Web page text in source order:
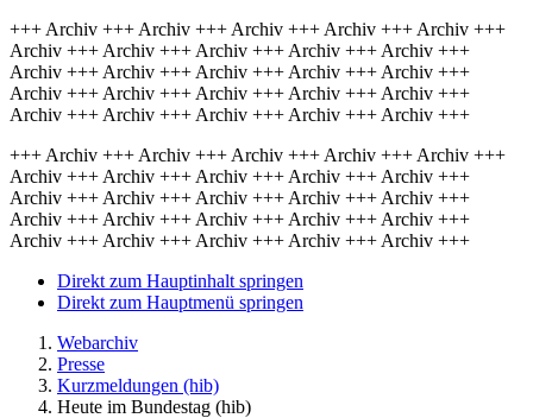
+++ Archiv +++ Archiv +++ Archiv +++ Archiv +++ Archiv +++
Archiv +++ Archiv +++ Archiv +++ Archiv +++ Archiv +++
Archiv +++ Archiv +++ Archiv +++ Archiv +++ Archiv +++
Archiv +++ Archiv +++ Archiv +++ Archiv +++ Archiv +++
Archiv +++ Archiv +++ Archiv +++ Archiv +++ Archiv +++
+++ Archiv +++ Archiv +++ Archiv +++ Archiv +++ Archiv +++
Archiv +++ Archiv +++ Archiv +++ Archiv +++ Archiv +++
Archiv +++ Archiv +++ Archiv +++ Archiv +++ Archiv +++
Archiv +++ Archiv +++ Archiv +++ Archiv +++ Archiv +++
Archiv +++ Archiv +++ Archiv +++ Archiv +++ Archiv +++
Direkt zum Hauptinhalt springen
Direkt zum Hauptmenü springen
Webarchiv
Presse
Kurzmeldungen (hib)
Heute im Bundestag (hib)